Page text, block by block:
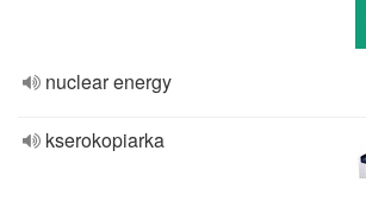
nuclear energy
kserokopiarka